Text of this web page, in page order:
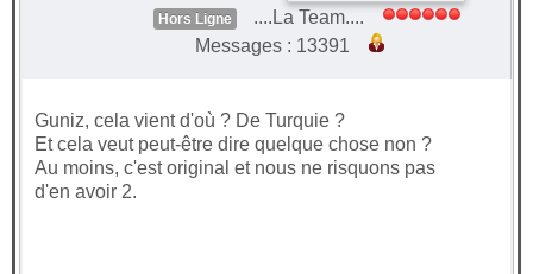
Hors Ligne
....La Team....
Messages : 13391
Guniz, cela vient d'où ? De Turquie ?
Et cela veut peut-être dire quelque chose non ?
Au moins, c'est original et nous ne risquons pas
d'en avoir 2.